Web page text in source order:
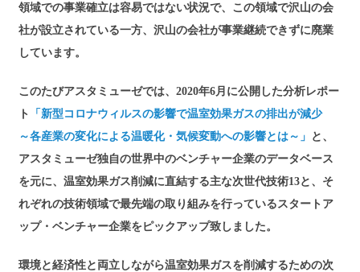
領域での事業確立は容易ではない状況で、この領域で沢山の会
社が設立されている一方、沢山の会社が事業継続できずに廃業
しています。
このたびアスタミューゼでは、2020年6月に公開した分析レポー
ト
「新型コロナウィルスの影響で温室効果ガスの排出が減少
～各産業の変化による温暖化・気候変動への影響とは～」 と、
アスタミューゼ独自の世界中のベンチャー企業のデータベース
を元に、温室効果ガス削減に直結する主な次世代技術13と、そ
れぞれの技術領域で最先端の取り組みを行っているスタートア
ップ・ベンチャー企業をピックアップ致しました。
環境と経済性と両立しながら温室効果ガスを削減するための次